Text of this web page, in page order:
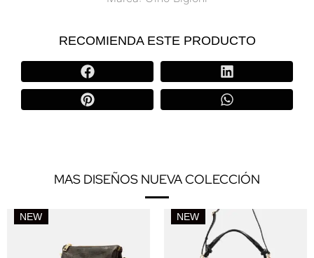
RECOMIENDA ESTE PRODUCTO
MAS DISEÑOS NUEVA COLECCIÓN
NEW NEW